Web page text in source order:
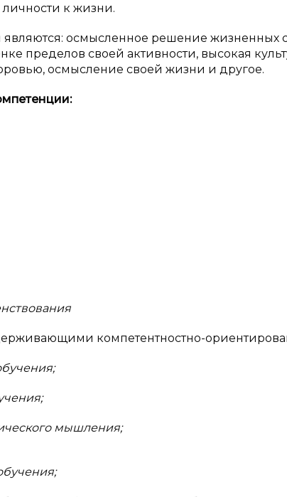
к жизни.
осмысленное решение жизненных
пределов своей активности, высокая
осмысление своей жизни и другое.
компетентностно-
мышления;